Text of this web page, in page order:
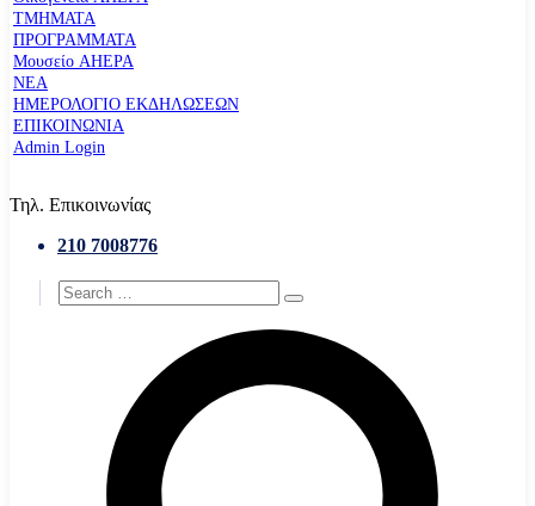
ΤΜΗΜΑΤΑ
ΠΡΟΓΡΑΜΜΑΤΑ
Μουσείο AHEPA
ΝΕΑ
ΗΜΕΡΟΛΟΓΙΟ ΕΚΔΗΛΩΣΕΩΝ
ΕΠΙΚΟΙΝΩΝΙΑ
Admin Login
Τηλ. Επικοινωνίας
210 7008776